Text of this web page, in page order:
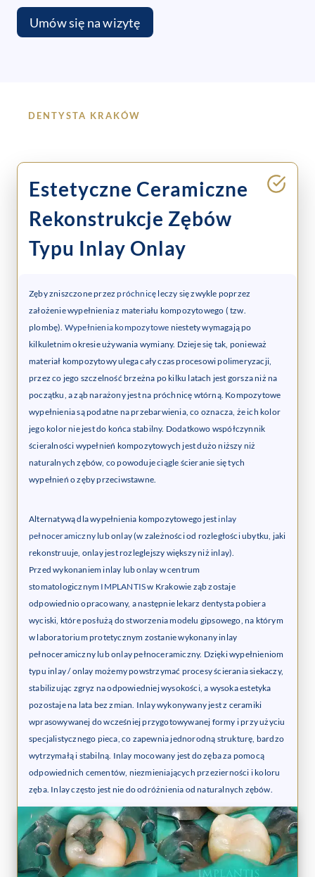
Umów się na wizytę
DENTYSTA KRAKÓW
Estetyczne Ceramiczne
Rekonstrukcje Zębów
Typu Inlay Onlay
Zęby zniszczone przezpróchnicę leczy się zwykle poprzez
założenie wypełnienia z materiału kompozytowego ( tzw.
plombę). Wypełnienia kompozytowe niestety wymagają po
kilkuletnim okresie używania wymiany. Dzieje się tak, ponieważ
materiał kompozytowy ulega cały czas procesowi polimeryzacji,
przez co jego szczelność brzeżna po kilku latach jest gorsza niż na
początku, a ząb narażony jest na próchnicę wtórną. Kompozytowe
wypełnienia są podatne na przebarwienia, co oznacza, że ich kolor
jego kolor nie jest do końca stabilny. Dodatkowo współczynnik
ścieralności wypełnień kompozytowych jest dużo niższy niż
naturalnych zębów, co powoduje ciągle ścieranie się tych
wypełnień o zęby przeciwstawne.
Alternatywą dla wypełnienia kompozytowego jestinlay
pełnoceramiczny lub onlay (w zależności od rozległości ubytku, jaki
rekonstruuje, onlay jest rozleglejszy większy niż inlay).
Przed wykonaniem inlay lub onlay w centrum
stomatologicznym IMPLANTISw Krakowie ząb zostaje
odpowiednio opracowany, a następnie lekarz dentysta pobiera
wyciski, które posłużą do stworzenia modelu gipsowego, na którym
w laboratorium protetycznym zostanie wykonany inlay
pełnoceramiczny lub onlay pełnoceramiczny. Dzięki wypełnieniom
typu inlay / onlay możemy powstrzymać procesy ścierania siekaczy,
stabilizując zgryz na odpowiedniej wysokości, a wysoka estetyka
pozostaje na lata bez zmian. Inlay wykonywany jest z ceramiki
wprasowywanej do wcześniej przygotowywanej formy i przy użyciu
specjalistycznego pieca, co zapewnia jednorodną strukturę, bardzo
wytrzymałą i stabilną. Inlay mocowany jest do zęba za pomocą
odpowiednich cementów, niezmieniających przezierności i koloru
zęba. Inlay często jest nie do odróżnienia od naturalnych zębów.